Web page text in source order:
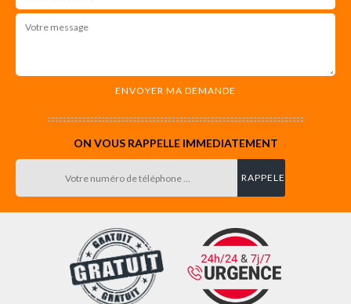
ON VOUS RAPPELLE IMMEDIATEMENT